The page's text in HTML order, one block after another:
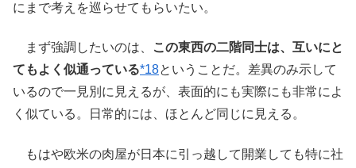
にまで考えを巡らせてもらいたい。
まず強調したいのは、
この東西の二階同士は、互いにと
てもよく似通っている*18ということだ。差異のみ示して
いるので一見別に見えるが、表面的にも実際にも非常によ
く似ている。日常的には、ほとんど同じに見える。
もはや欧米の肉屋が日本に引っ越して開業しても特に社